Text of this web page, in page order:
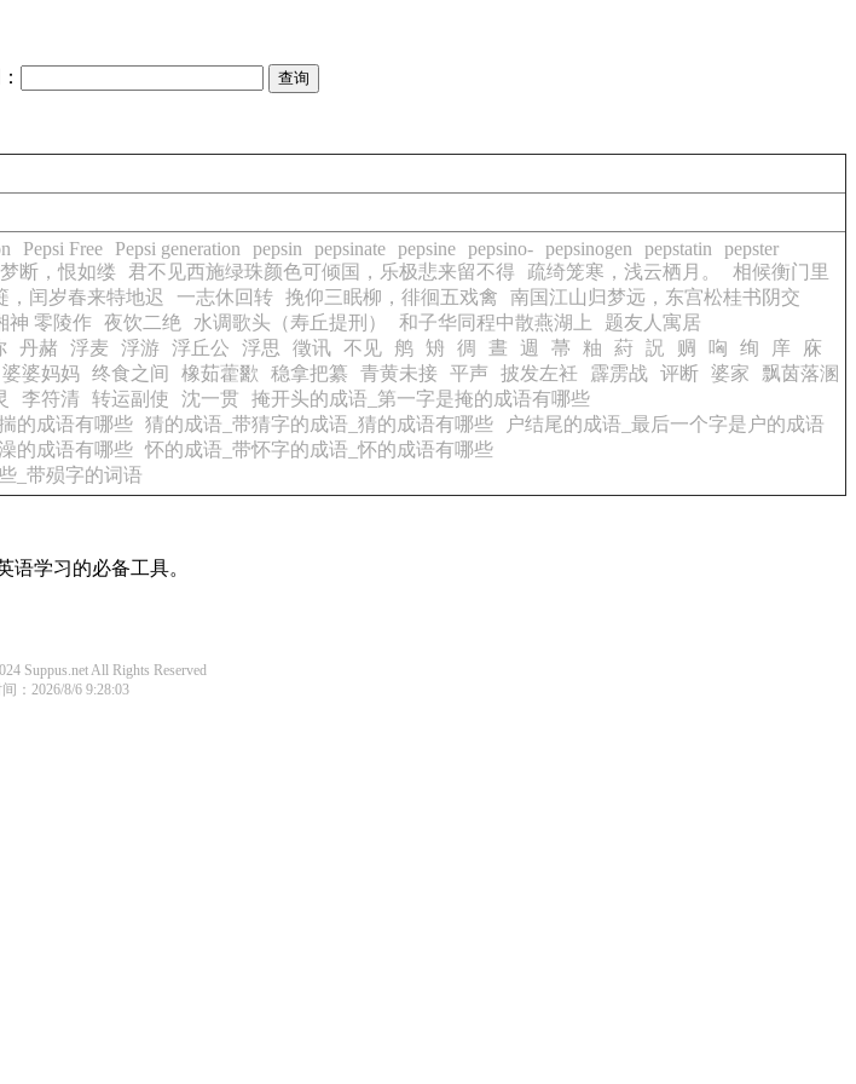
Pepsi Free Pepsi generation pepsin pepsinate pepsine pepsino- pepsinogen pepstatin
pepster
断，恨如缕 君不见西施绿珠颜色可倾国，乐极悲来留不得 疏绮笼寒，浅云栖月。
相候衡门里
，闰岁春来特地迟 一志休回转 挽仰三眠柳，徘徊五戏禽
南国江山归梦远，东宫松桂书阴交
神 零陵作 夜饮二绝 水调歌头（寿丘提刑） 和子华同程中散燕湖上
题友人寓居
丹赭 浮麦 浮游 浮丘公 浮思 徵讯 不见 鸼 矪 徟 晝 週 菷 粙 葤 詋 赒 哅 绚 庠
庥
婆婆妈妈 终食之间 橡茹藿歠 稳拿把纂 青黄未接 平声 披发左衽 霹雳战 评断 婆家
飘茵落溷
李符清 转运副使 沈一贯
掩开头的成语_第一字是掩的成语有哪些
的成语有哪些 猜的成语_带猜字的成语_猜的成语有哪些
户结尾的成语_最后一个字是户的成语
的成语有哪些 怀的成语_带怀字的成语_怀的成语有哪些
_带殒字的词语
语学习的必备工具。
Suppus.net All Rights Reserved
：2026/8/6 9:28:03